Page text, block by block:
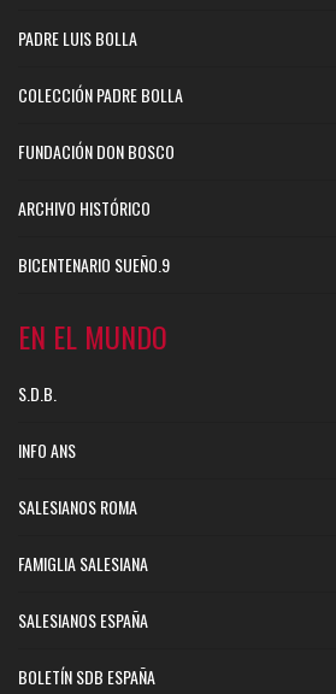
PADRE LUIS BOLLA
COLECCIÓN PADRE BOLLA
FUNDACIÓN DON BOSCO
ARCHIVO HISTÓRICO
BICENTENARIO SUEÑO.9
EN EL MUNDO
S.D.B.
INFO ANS
SALESIANOS ROMA
FAMIGLIA SALESIANA
SALESIANOS ESPAÑA
BOLETÍN SDB ESPAÑA